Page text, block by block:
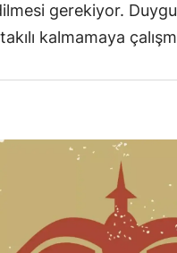
gerekiyor.
kalmamaya